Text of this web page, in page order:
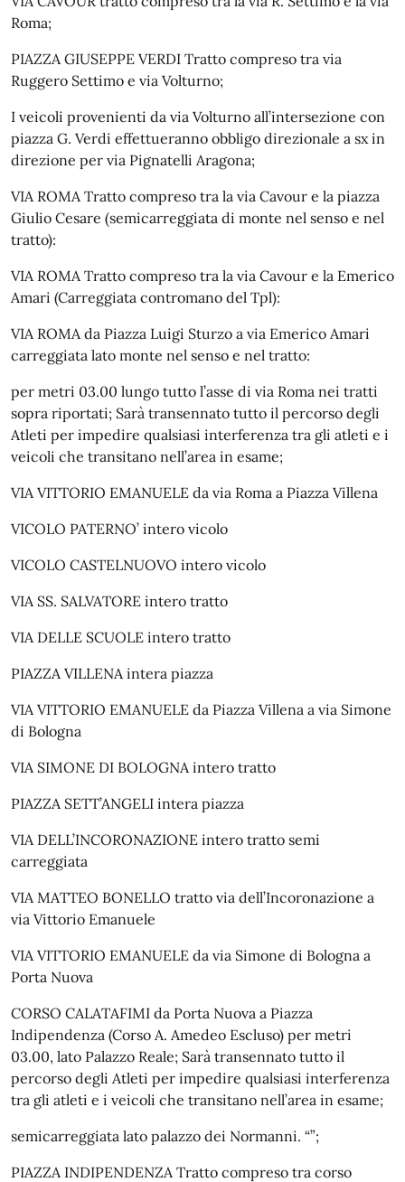
Roma;
PIAZZA GIUSEPPE VERDI Tratto compreso tra via
Ruggero Settimo e via Volturno;
I veicoli provenienti da via Volturno all’intersezione con
piazza G. Verdi effettueranno obbligo direzionale a sx in
direzione per via Pignatelli Aragona;
VIA ROMA Tratto compreso tra la via Cavour e la piazza
Giulio Cesare (semicarreggiata di monte nel senso e nel
tratto):
VIA ROMA Tratto compreso tra la via Cavour e la Emerico
Amari (Carreggiata contromano del Tpl):
VIA ROMA da Piazza Luigi Sturzo a via Emerico Amari
carreggiata lato monte nel senso e nel tratto:
per metri 03.00 lungo tutto l’asse di via Roma nei tratti
sopra riportati; Sarà transennato tutto il percorso degli
Atleti per impedire qualsiasi interferenza tra gli atleti e i
veicoli che transitano nell’area in esame;
VIA VITTORIO EMANUELE da via Roma a Piazza Villena
VICOLO PATERNO’ intero vicolo
VICOLO CASTELNUOVO intero vicolo
VIA SS. SALVATORE intero tratto
VIA DELLE SCUOLE intero tratto
PIAZZA VILLENA intera piazza
VIA VITTORIO EMANUELE da Piazza Villena a via Simone
di Bologna
VIA SIMONE DI BOLOGNA intero tratto
PIAZZA SETT’ANGELI intera piazza
VIA DELL’INCORONAZIONE intero tratto semi
carreggiata
VIA MATTEO BONELLO tratto via dell’Incoronazione a
via Vittorio Emanuele
VIA VITTORIO EMANUELE da via Simone di Bologna a
Porta Nuova
CORSO CALATAFIMI da Porta Nuova a Piazza
Indipendenza (Corso A. Amedeo Escluso) per metri
03.00, lato Palazzo Reale; Sarà transennato tutto il
percorso degli Atleti per impedire qualsiasi interferenza
tra gli atleti e i veicoli che transitano nell’area in esame;
semicarreggiata lato palazzo dei Normanni. “”;
PIAZZA INDIPENDENZA Tratto compreso tra corso